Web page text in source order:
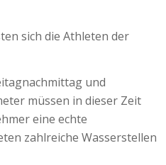
sich die Athleten der
und
müssen in dieser Zeit
eine echte
zahlreiche Wasserstellen